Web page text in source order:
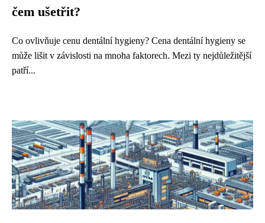
čem ušetřit?
Co ovlivňuje cenu dentální hygieny? Cena dentální hygieny se
může lišit v závislosti na mnoha faktorech. Mezi ty nejdůležitější
patří...